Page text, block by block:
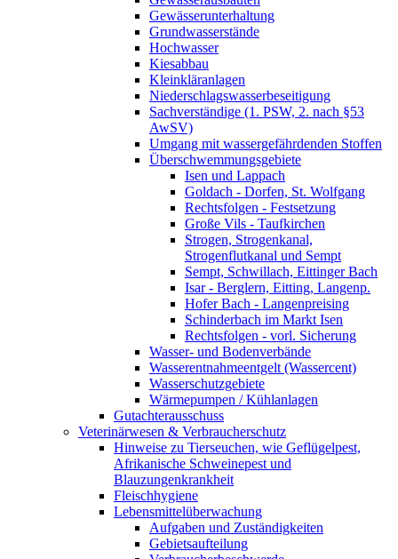
Gewässerunterhaltung
Grundwasserstände
Hochwasser
Kiesabbau
Kleinkläranlagen
Niederschlagswasserbeseitigung
Sachverständige (1. PSW, 2. nach §53
AwSV)
Umgang mit wassergefährdenden Stoffen
Überschwemmungsgebiete
Isen und Lappach
Goldach - Dorfen, St. Wolfgang
Rechtsfolgen - Festsetzung
Große Vils - Taufkirchen
Strogen, Strogenkanal,
Strogenflutkanal und Sempt
Sempt, Schwillach, Eittinger Bach
Isar - Berglern, Eitting, Langenp.
Hofer Bach - Langenpreising
Schinderbach im Markt Isen
Rechtsfolgen - vorl. Sicherung
Wasser- und Bodenverbände
Wasserentnahmeentgelt (Wassercent)
Wasserschutzgebiete
Wärmepumpen / Kühlanlagen
Gutachterausschuss
Veterinärwesen & Verbraucherschutz
Hinweise zu Tierseuchen, wie Geflügelpest,
Afrikanische Schweinepest und
Blauzungenkrankheit
Fleischhygiene
Lebensmittelüberwachung
Aufgaben und Zuständigkeiten
Gebietsaufteilung